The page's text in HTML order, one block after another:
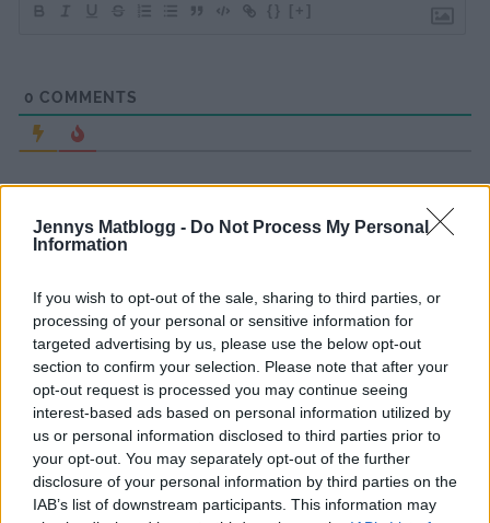
Jennys Matblogg - Do Not Process My Personal
Information
If you wish to opt-out of the sale, sharing to third parties, or
processing of your personal or sensitive information for
targeted advertising by us, please use the below opt-out
section to confirm your selection. Please note that after your
opt-out request is processed you may continue seeing
interest-based ads based on personal information utilized by
us or personal information disclosed to third parties prior to
your opt-out. You may separately opt-out of the further
disclosure of your personal information by third parties on the
IAB’s list of downstream participants. This information may
{} [+]
0 COMMENTS
Fyllda Pollycookies
Dessa är en variant på marshmallowskakorna jag